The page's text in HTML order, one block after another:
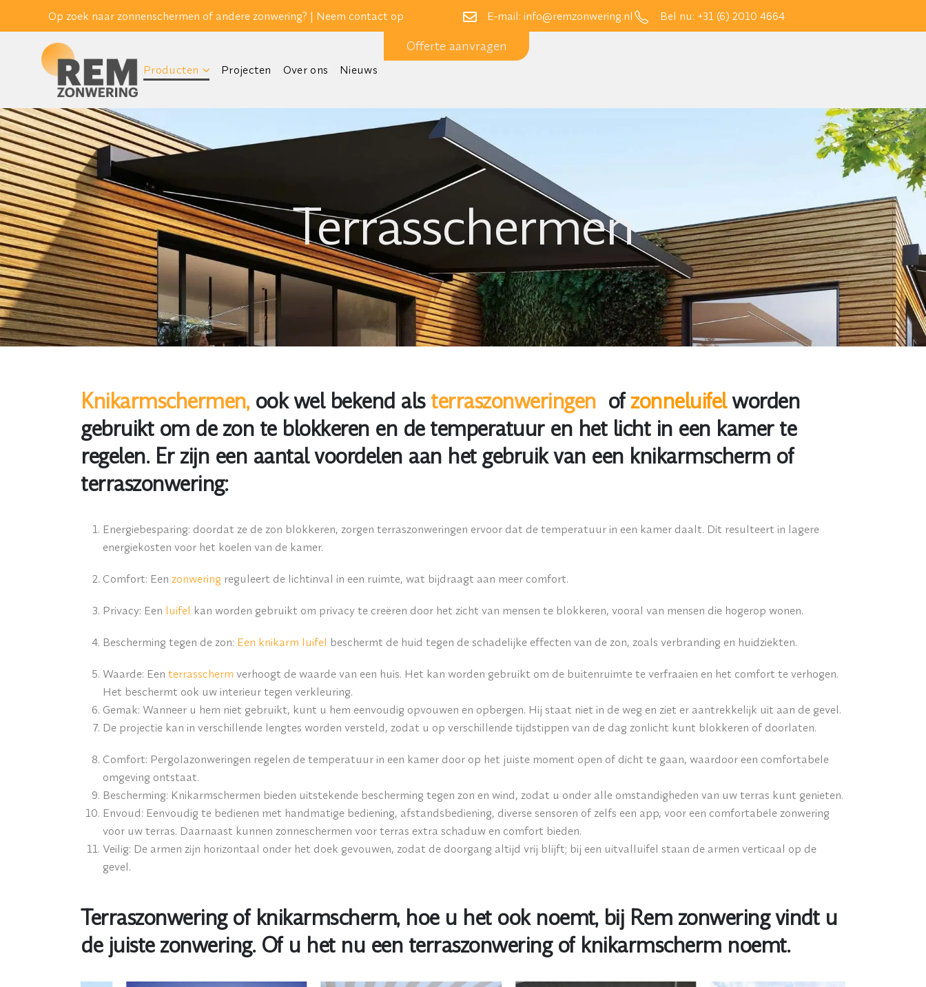
Op zoek naar zonnenschermen of andere zonwering? | Neem contact op E-mail: info@remzonwering.nl Bel nu: +31 (6) 2010 4664
Producten Projecten Over ons Nieuws
Offerte aanvragen
Terrasschermen
Knikarmschermen,ook wel bekend alsterraszonweringenofzonneluifelworden
gebruikt om de zon te blokkeren en de temperatuur en het licht in een kamer te
regelen. Er zijn een aantal voordelen aan het gebruik van een knikarmscherm of
terraszonwering:
Energiebesparing: doordat ze de zon blokkeren, zorgen terraszonweringen ervoor dat de temperatuur in een kamer daalt. Dit resulteert in lagere
energiekosten voor het koelen van de kamer.
Comfort: Een zonwering reguleert de lichtinval in een ruimte, wat bijdraagt ​​aan meer comfort.
Privacy: Een luifel kan worden gebruikt om privacy te creëren door het zicht van mensen te blokkeren, vooral van mensen die hogerop wonen.
Bescherming tegen de zon: Een knikarm luifel beschermt de huid tegen de schadelijke effecten van de zon, zoals verbranding en huidziekten.
Waarde: Een terrasscherm verhoogt de waarde van een huis. Het kan worden gebruikt om de buitenruimte te verfraaien en het comfort te verhogen.
Het beschermt ook uw interieur tegen verkleuring.
Gemak: Wanneer u hem niet gebruikt, kunt u hem eenvoudig opvouwen en opbergen. Hij staat niet in de weg en ziet er aantrekkelijk uit aan de gevel.
De projectie kan in verschillende lengtes worden versteld, zodat u op verschillende tijdstippen van de dag zonlicht kunt blokkeren of doorlaten.
Comfort: Pergolazonweringen regelen de temperatuur in een kamer door op het juiste moment open of dicht te gaan, waardoor een comfortabele
omgeving ontstaat.
Bescherming: Knikarmschermen bieden uitstekende bescherming tegen zon en wind, zodat u onder alle omstandigheden van uw terras kunt genieten.
Envoud: Eenvoudig te bedienen met handmatige bediening, afstandsbediening, diverse sensoren of zelfs een app, voor een comfortabele zonwering
voor uw terras. Daarnaast kunnen zonneschermen voor terras extra schaduw en comfort bieden.
Veilig: De armen zijn horizontaal onder het doek gevouwen, zodat de doorgang altijd vrij blijft; bij een uitvalluifel staan ​​de armen verticaal op de
gevel.
Terraszonwering of knikarmscherm, hoe u het ook noemt, bij Rem zonwering vindt u
de juiste zonwering. Of u het nu een terraszonwering of knikarmscherm noemt.